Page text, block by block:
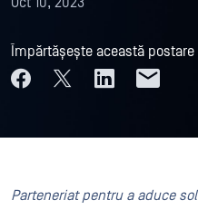
Împărtășește această postare
Parteneriat pentru a aduce